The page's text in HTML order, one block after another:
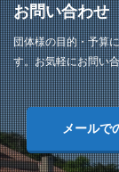
お問い合わせ
団体様の目的・予算
す。お気軽にお問い
メールで